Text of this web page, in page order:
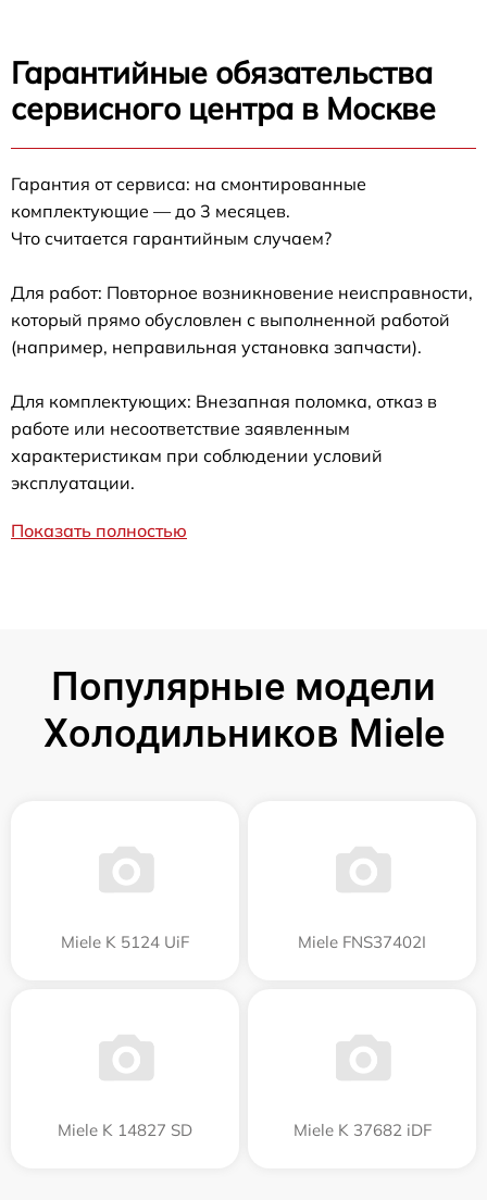
Гарантийные обязательства
сервисного центра в Москве
Гарантия от сервиса: на смонтированные
комплектующие — до 3 месяцев.
Что считается гарантийным случаем?
Для работ: Повторное возникновение неисправности,
который прямо обусловлен с выполненной работой
(например, неправильная установка запчасти).
Для комплектующих: Внезапная поломка, отказ в
работе или несоответствие заявленным
характеристикам при соблюдении условий
эксплуатации.
Показать полностью
Популярные модели
Холодильников Miele
Miele K 5124 UiF Miele FNS37402I
Miele K 14827 SD Miele K 37682 iDF